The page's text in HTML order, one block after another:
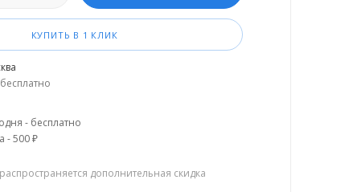
КУПИТЬ В 1 КЛИК
бесплатно
- бесплатно
- 500 ₽
дополнительная скидка